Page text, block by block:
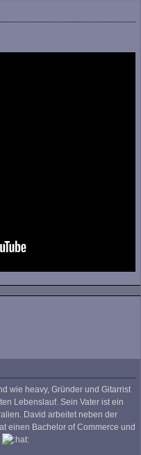
wie heavy, Gründer und Gitarrist
Lebenslauf. Sein Vater ist ein
David arbeitet neben der
einen Bachelor of Commerce und